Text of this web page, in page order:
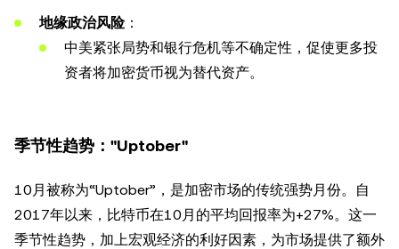
地缘政治风险：
中美紧张局势和银行危机等不确定性，促使更多投
资者将加密货币视为替代资产。
季节性趋势："Uptober"
10月被称为“Uptober”，是加密市场的传统强势月份。自
2017年以来，比特币在10月的平均回报率为+27%。这一
季节性趋势，加上宏观经济的利好因素，为市场提供了额外